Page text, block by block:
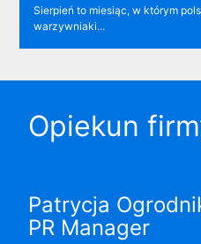
Sierpień to miesiąc, w którym
warzywniaki...
Opiekun
Patrycja
PR Manager